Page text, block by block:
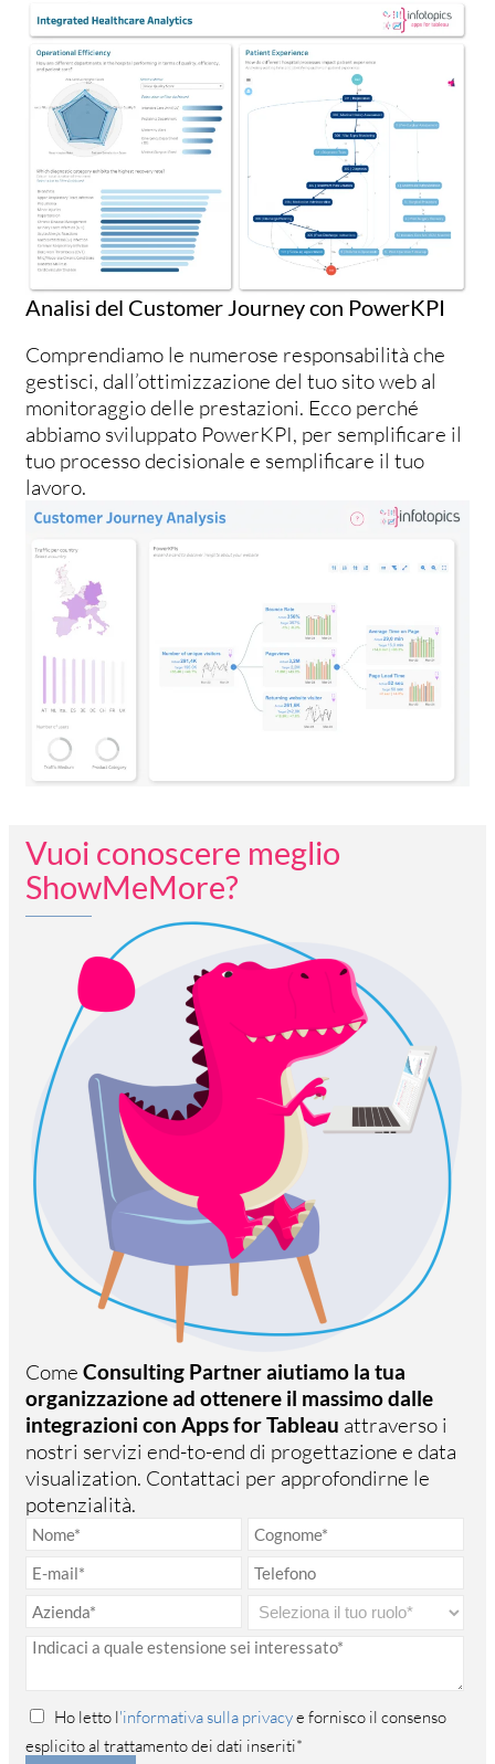
Analisi del Customer Journey con PowerKPI
Comprendiamo le numerose responsabilità che
gestisci, dall’ottimizzazione del tuo sito web al
monitoraggio delle prestazioni. Ecco perché
abbiamo sviluppato PowerKPI, per semplificare il
tuo processo decisionale e semplificare il tuo
lavoro.
Vuoi conoscere meglio
ShowMeMore?
Come Consulting Partner aiutiamo la tua
organizzazione ad ottenere il massimo dalle
integrazioni con Apps for Tableau attraverso i
nostri servizi end-to-end di progettazione e data
visualization. Contattaci per approfondirne le
potenzialità.
Ho letto l'informativa sulla privacye fornisco il consenso
esplicito al trattamento dei dati inseriti*